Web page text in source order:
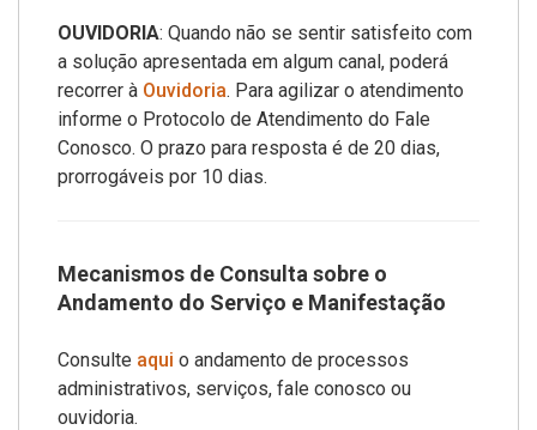
OUVIDORIA: Quando não se sentir satisfeito com
a solução apresentada em algum canal, poderá
recorrer à Ouvidoria. Para agilizar o atendimento
informe o Protocolo de Atendimento do Fale
Conosco. O prazo para resposta é de 20 dias,
prorrogáveis por 10 dias.
Mecanismos de Consulta sobre o
Andamento do Serviço e Manifestação
Consulte aqui o andamento de processos
administrativos, serviços, fale conosco ou
ouvidoria.